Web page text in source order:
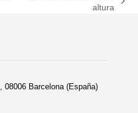
altura
08006 Barcelona (España)